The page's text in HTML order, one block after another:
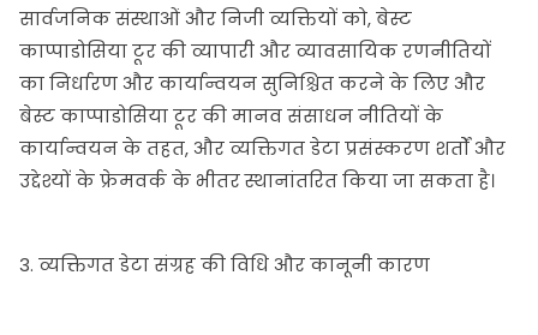
सार्वजनिक संस्थाओं और निजी व्यक्तियों को, बेस्ट
काप्पाडोसिया टूर की व्यापारी और व्यावसायिक रणनीतियों
का निर्धारण और कार्यान्वयन सुनिश्चित करने के लिए और
बेस्ट काप्पाडोसिया टूर की मानव संसाधन नीतियों के
कार्यान्वयन के तहत, और व्यक्तिगत डेटा प्रसंस्करण शर्तों और
उद्देश्यों के फ्रेमवर्क के भीतर स्थानांतरित किया जा सकता है।
3. व्यक्तिगत डेटा संग्रह की विधि और कानूनी कारण